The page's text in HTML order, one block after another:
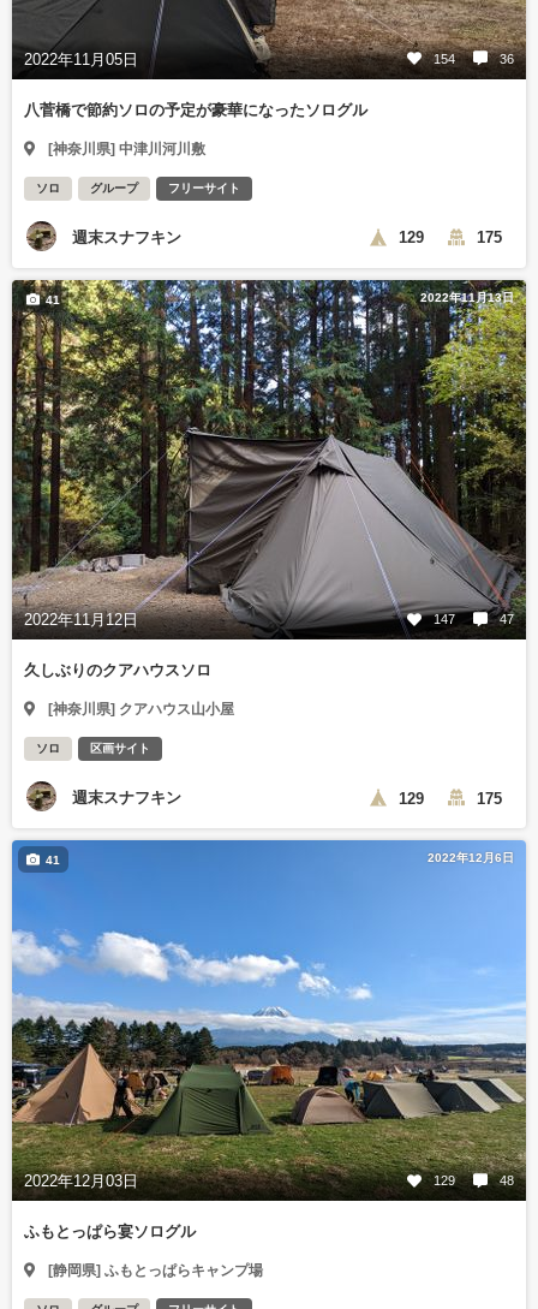
2022年11月05日 154 36
八菅橋で節約ソロの予定が豪華になったソログル
[神奈川県] 中津川河川敷
ソロ グループ フリーサイト
週末スナフキン 129 175
2022年11月13日
2022年11月12日 147 47
41
久しぶりのクアハウスソロ
[神奈川県] クアハウス山小屋
ソロ 区画サイト
週末スナフキン 129 175
2022年12月6日
2022年12月03日 129 48
41
ふもとっぱら宴ソログル
[静岡県] ふもとっぱらキャンプ場